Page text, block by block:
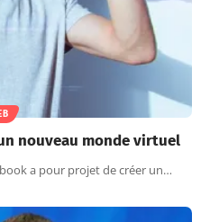
nouveau monde virtuel
a pour projet de créer un…